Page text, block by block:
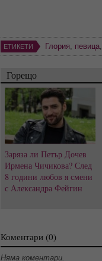
ЕТИКЕТИ Глория, певица,
Горещо
Заряза ли Петър Дочев
Ирмена Чичикова? След
8 години любов я смени
с Александра Фейгин
Коментари (0)
Няма коментари.